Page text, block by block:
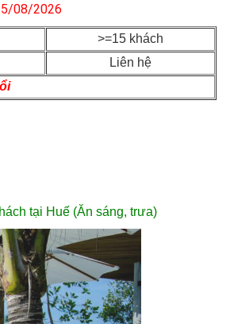
08/2026
>=15 khách
Liên hệ
tại Huế (Ăn sáng, trưa)